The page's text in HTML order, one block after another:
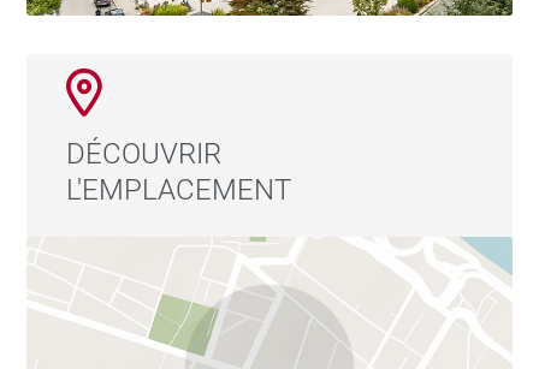
DÉCOUVRIR
L'EMPLACEMENT